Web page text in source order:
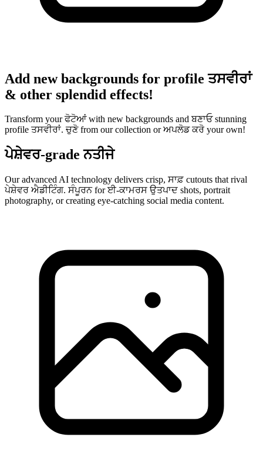
Add new backgrounds for profile ਤਸਵੀਰਾਂ
& other splendid effects!
Transform your ਫੋਟੋਆਂ with new backgrounds and ਬਣਾਓ stunning
profile ਤਸਵੀਰਾਂ. ਚੁਣੋ from our collection or ਅਪਲੋਡ ਕਰੋ your own!
ਪੇਸ਼ੇਵਰ-grade ਨਤੀਜੇ
Our advanced AI technology delivers crisp, ਸਾਫ਼ cutouts that rival
ਪੇਸ਼ੇਵਰ ਐਡੀਟਿੰਗ. ਸੰਪੂਰਨ for ਈ-ਕਾਮਰਸ ਉਤਪਾਦ shots, portrait
photography, or creating eye-catching social media content.